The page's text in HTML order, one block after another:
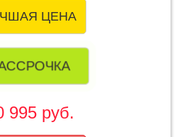
ЦЕНА
995 руб.